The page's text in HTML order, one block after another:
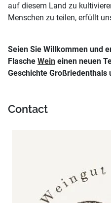
auf diesem Land zu
Menschen zu teilen, erfüllt
Seien Sie Willkommen und
Flasche Wein einen neuen
Geschichte Großriedenthals
Contact